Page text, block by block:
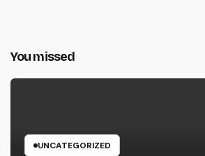
You missed
UNCATEGORIZED